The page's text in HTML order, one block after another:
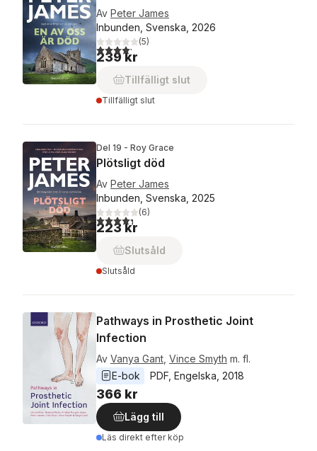
Av Peter James
Inbunden, Svenska, 2026
4,2utav 5 stjärnor. Totalt antal röster:
(5)
239 kr
Tillfälligt slut
Tillfälligt slut
Del 19 - Roy Grace
Plötsligt död
Av Peter James
Inbunden, Svenska, 2025
4,3utav 5 stjärnor. Totalt antal röster:
(6)
223 kr
Slutsåld
Slutsåld
Pathways in Prosthetic Joint
Infection
Av Vanya Gant Vince Smyth m. fl.
E-bok
PDF Engelska 2018
366 kr
Lägg till
Läs direkt efter köp